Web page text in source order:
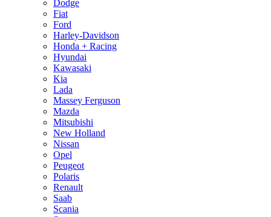
Dodge
Fiat
Ford
Harley-Davidson
Honda + Racing
Hyundai
Kawasaki
Kia
Lada
Massey Ferguson
Mazda
Mitsubishi
New Holland
Nissan
Opel
Peugeot
Polaris
Renault
Saab
Scania